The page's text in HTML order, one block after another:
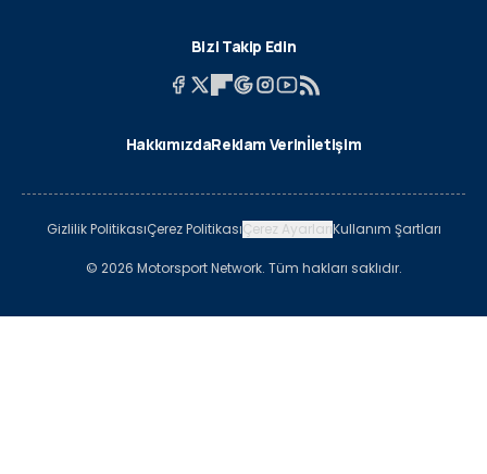
Bizi Takip Edin
HakkımızdaReklam Verinİletişim
Gizlilik PolitikasıÇerez PolitikasıÇerez AyarlarıKullanım Şartları
© 2026 Motorsport Network. Tüm hakları saklıdır.